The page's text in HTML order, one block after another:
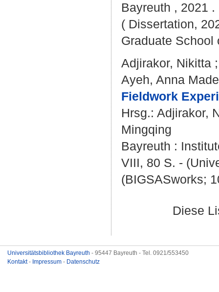
Bayreuth , 2021 .
( Dissertation,
Graduate School
Adjirakor, Nikitta
Ayeh, Anna
Fieldwork
Hrsg.: Adjirakor,
Mingqing
Bayreuth :
VIII, 80 S. -
(BIGSASworks;
Diese
Universitätsbibliothek Bayreuth - 95447 Bayreuth - Tel. 0921/553450
Kontakt- Impressum - Datenschutz